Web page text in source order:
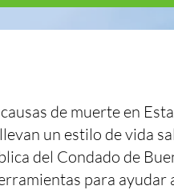
de muerte en
un estilo de vida
del Condado de
para ayudar